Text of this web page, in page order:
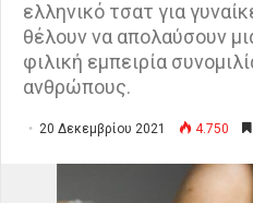
ελληνικό τσατ για
θέλουν να απολαύσουν
φιλική εμπειρία
ανθρώπους.
20 Δεκεμβρίου 2021 4.750